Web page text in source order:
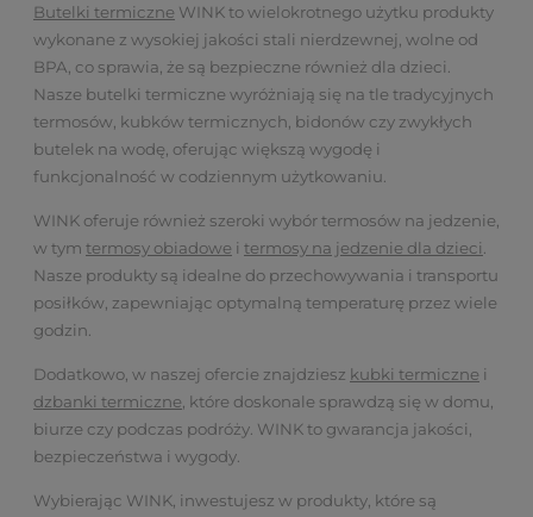
Butelki termiczne WINK to wielokrotnego użytku produkty
wykonane z wysokiej jakości stali nierdzewnej, wolne od
BPA, co sprawia, że są bezpieczne również dla dzieci.
Nasze butelki termiczne wyróżniają się na tle tradycyjnych
termosów, kubków termicznych, bidonów czy zwykłych
butelek na wodę, oferując większą wygodę i
funkcjonalność w codziennym użytkowaniu.
WINK oferuje również szeroki wybór termosów na jedzenie,
w tym termosy obiadowe i termosy na jedzenie dla dzieci.
Nasze produkty są idealne do przechowywania i transportu
posiłków, zapewniając optymalną temperaturę przez wiele
godzin.
Dodatkowo, w naszej ofercie znajdziesz kubki termiczne i
dzbanki termiczne, które doskonale sprawdzą się w domu,
biurze czy podczas podróży. WINK to gwarancja jakości,
bezpieczeństwa i wygody.
Wybierając WINK, inwestujesz w produkty, które są